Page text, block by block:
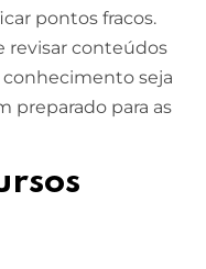
pontos fracos.
revisar conteúdos
seja
preparado para as